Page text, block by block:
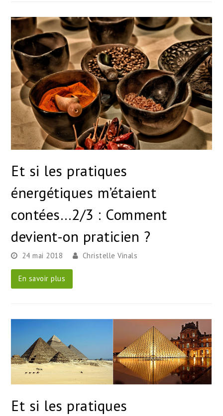
Et si les pratiques
énergétiques m’étaient
contées…2/3 : Comment
devient-on praticien ?
24 mai 2018 Christelle Vinals
En savoir plus
Et si les pratiques